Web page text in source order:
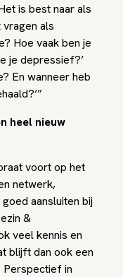
is best naar als
als
Hoe vaak ben je
je depressief?’
En wanneer heb
heel nieuw
voort op het
netwerk,
aansluiten bij
&
veel kennis en
blijft dan ook een
Perspectief in